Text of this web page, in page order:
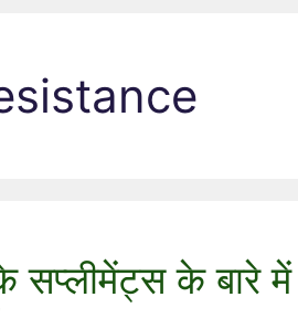
सप्लीमेंट्स के बारे